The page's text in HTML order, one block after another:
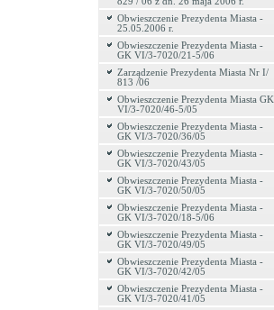
Obwieszczenie Prezydenta Miasta -
25.05.2006 r.
Obwieszczenie Prezydenta Miasta -
GK VI/3-7020/21-5/06
Zarządzenie Prezydenta Miasta Nr I/
813 /06
Obwieszczenie Prezydenta Miasta GK
VI/3-7020/46-5/05
Obwieszczenie Prezydenta Miasta -
GK VI/3-7020/36/05
Obwieszczenie Prezydenta Miasta -
GK VI/3-7020/43/05
Obwieszczenie Prezydenta Miasta -
GK VI/3-7020/50/05
Obwieszczenie Prezydenta Miasta -
GK VI/3-7020/18-5/06
Obwieszczenie Prezydenta Miasta -
GK VI/3-7020/49/05
Obwieszczenie Prezydenta Miasta -
GK VI/3-7020/42/05
Obwieszczenie Prezydenta Miasta -
GK VI/3-7020/41/05